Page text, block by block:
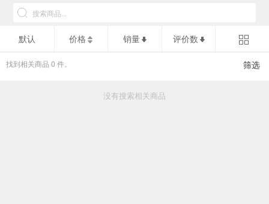
默认 价格 销量 评价数
找到相关商品 0 件。 筛选
没有搜索相关商品